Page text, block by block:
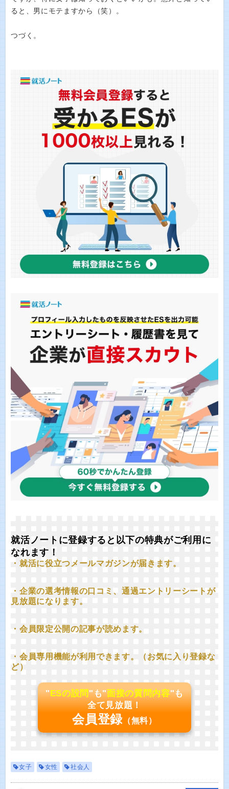
ると、男にモテますから（笑）。
つづく。
就活ノートに登録すると以下の特典がご利用に
なれます！
・就活に役立つメールマガジンが届きます。
・企業の選考情報の口コミ、通過エントリーシートが
見放題になります。
・会員限定公開の記事が読めます。
・会員専用機能が利用できます。（お気に入り登録な
ど）
"ESの設問"も"面接の質問内容"も
全て見放題！
会員登録 （無料）
女子 女性 社会人